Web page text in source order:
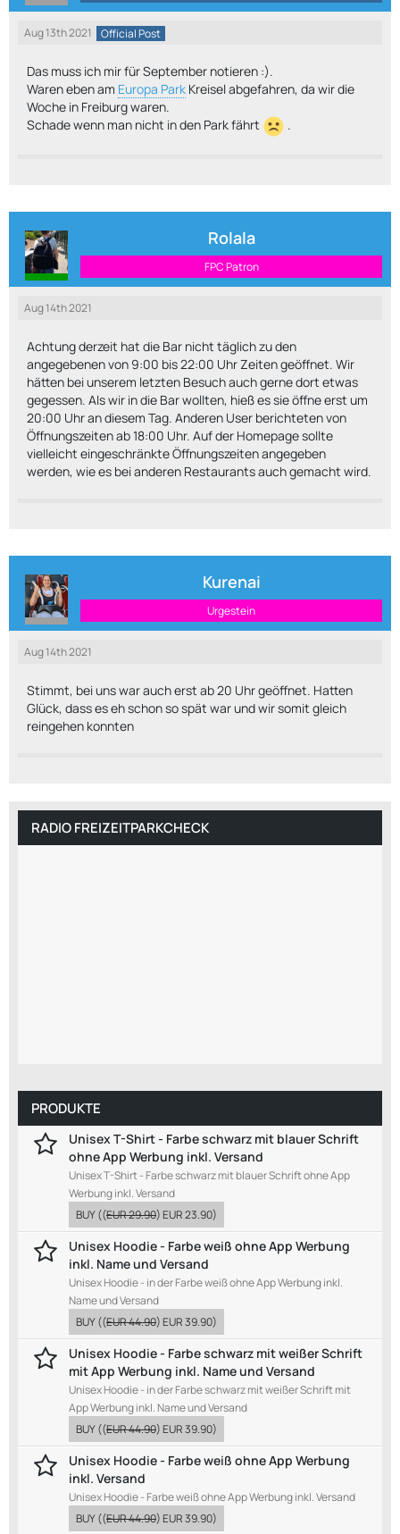
Aug 13th 2021 Official Post
Das muss ich mir für September notieren :).
Waren eben am Europa Park Kreisel abgefahren, da wir die
Woche in Freiburg waren.
Schade wenn man nicht in den Park fährt
.
Rolala
FPC Patron
Aug 14th 2021
Achtung derzeit hat die Bar nicht täglich zu den
angegebenen von 9:00 bis 22:00 Uhr Zeiten geöffnet. Wir
hätten bei unserem letzten Besuch auch gerne dort etwas
gegessen. Als wir in die Bar wollten, hieß es sie öffne erst um
20:00 Uhr an diesem Tag. Anderen User berichteten von
Öffnungszeiten ab 18:00 Uhr. Auf der Homepage sollte
vielleicht eingeschränkte Öffnungszeiten angegeben
werden, wie es bei anderen Restaurants auch gemacht wird.
Kurenai
Urgestein
Aug 14th 2021
Stimmt, bei uns war auch erst ab 20 Uhr geöffnet. Hatten
Glück, dass es eh schon so spät war und wir somit gleich
reingehen konnten
RADIO FREIZEITPARKCHECK
PRODUKTE
Unisex T-Shirt - Farbe schwarz mit blauer Schrift
ohne App Werbung inkl. Versand
Unisex T-Shirt - Farbe schwarz mit blauer Schrift ohne App
Werbung inkl. Versand
BUY((EUR 29.90)EUR 23.90)
Unisex Hoodie - Farbe weiß ohne App Werbung
inkl. Name und Versand
Unisex Hoodie - in der Farbe weiß ohne App Werbung inkl.
Name und Versand
BUY((EUR 44.90)EUR 39.90)
Unisex Hoodie - Farbe schwarz mit weißer Schrift
mit App Werbung inkl. Name und Versand
Unisex Hoodie - in der Farbe schwarz mit weißer Schrift mit
App Werbung inkl. Name und Versand
BUY((EUR 44.90)EUR 39.90)
Unisex Hoodie - Farbe weiß ohne App Werbung
inkl. Versand
Unisex Hoodie - Farbe weiß ohne App Werbung inkl. Versand
BUY((EUR 44.90)EUR 39.90)